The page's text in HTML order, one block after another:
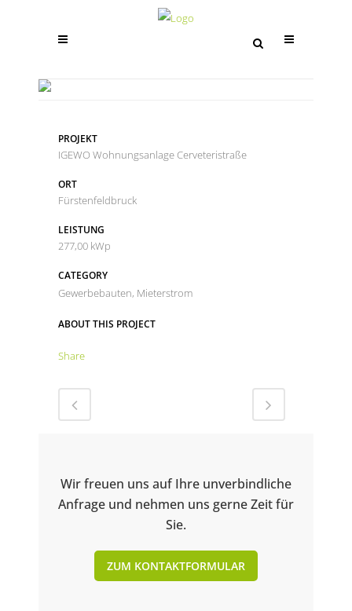
PROJEKT
IGEWO Wohnungsanlage Cerveteristraße
ORT
Fürstenfeldbruck
LEISTUNG
277,00 kWp
CATEGORY
Gewerbebauten, Mieterstrom
ABOUT THIS PROJECT
Share
Wir freuen uns auf Ihre unverbindliche
Anfrage und nehmen uns gerne Zeit für
Sie.
ZUM KONTAKTFORMULAR